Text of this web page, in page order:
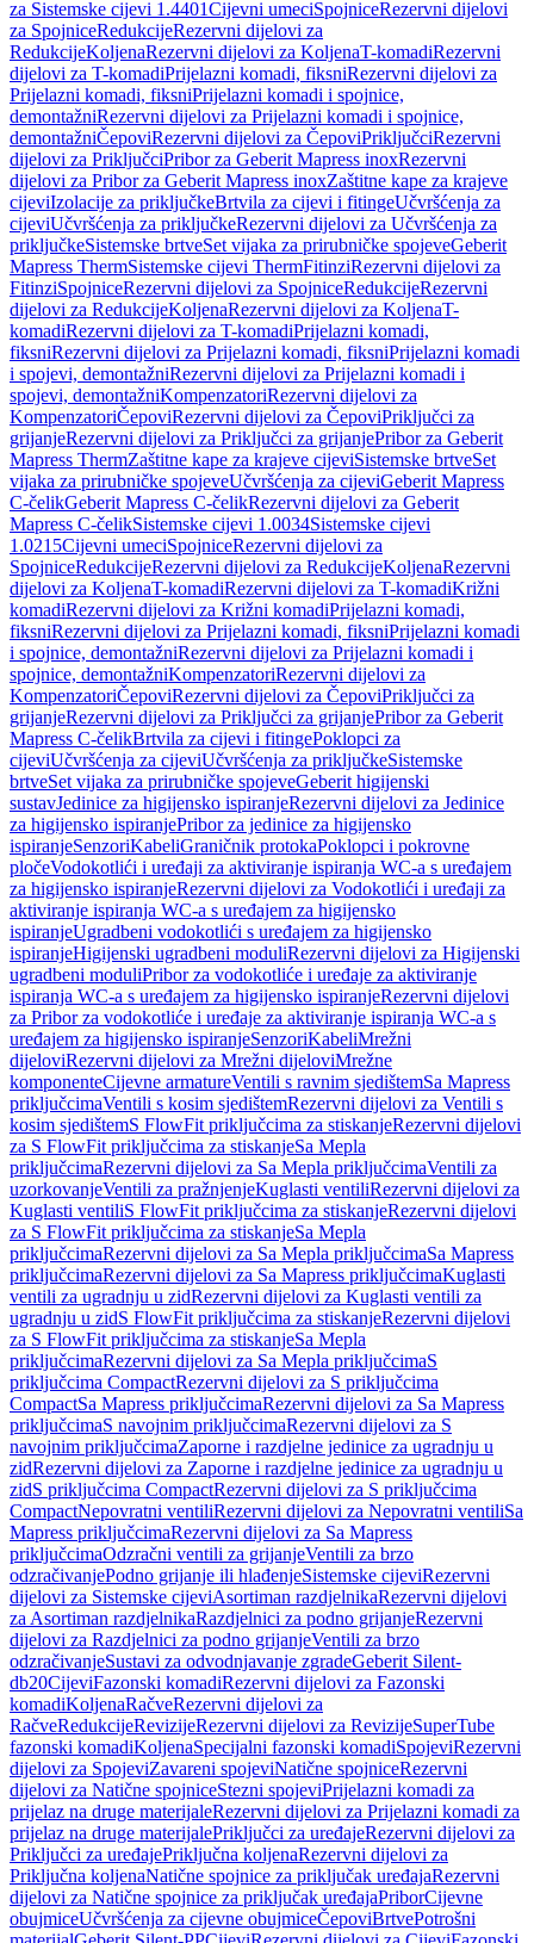
za Sistemske cijevi 1.4401Cijevni umeciSpojniceRezervni dijelovi
za SpojniceRedukcijeRezervni dijelovi za
RedukcijeKoljenaRezervni dijelovi za KoljenaT-komadiRezervni
dijelovi za T-komadiPrijelazni komadi, fiksniRezervni dijelovi za
Prijelazni komadi, fiksniPrijelazni komadi i spojnice,
demontažniRezervni dijelovi za Prijelazni komadi i spojnice,
demontažniČepoviRezervni dijelovi za ČepoviPriključciRezervni
dijelovi za PriključciPribor za Geberit Mapress inoxRezervni
dijelovi za Pribor za Geberit Mapress inoxZaštitne kape za krajeve
cijeviIzolacije za priključkeBrtvila za cijevi i fitingeUčvršćenja za
cijeviUčvršćenja za priključkeRezervni dijelovi za Učvršćenja za
priključkeSistemske brtveSet vijaka za prirubničke spojeveGeberit
Mapress ThermSistemske cijevi ThermFitinziRezervni dijelovi za
FitinziSpojniceRezervni dijelovi za SpojniceRedukcijeRezervni
dijelovi za RedukcijeKoljenaRezervni dijelovi za KoljenaT-
komadiRezervni dijelovi za T-komadiPrijelazni komadi,
fiksniRezervni dijelovi za Prijelazni komadi, fiksniPrijelazni komadi
i spojevi, demontažniRezervni dijelovi za Prijelazni komadi i
spojevi, demontažniKompenzatoriRezervni dijelovi za
KompenzatoriČepoviRezervni dijelovi za ČepoviPriključci za
grijanjeRezervni dijelovi za Priključci za grijanjePribor za Geberit
Mapress ThermZaštitne kape za krajeve cijeviSistemske brtveSet
vijaka za prirubničke spojeveUčvršćenja za cijeviGeberit Mapress
C-čelikGeberit Mapress C-čelikRezervni dijelovi za Geberit
Mapress C-čelikSistemske cijevi 1.0034Sistemske cijevi
1.0215Cijevni umeciSpojniceRezervni dijelovi za
SpojniceRedukcijeRezervni dijelovi za RedukcijeKoljenaRezervni
dijelovi za KoljenaT-komadiRezervni dijelovi za T-komadiKrižni
komadiRezervni dijelovi za Križni komadiPrijelazni komadi,
fiksniRezervni dijelovi za Prijelazni komadi, fiksniPrijelazni komadi
i spojnice, demontažniRezervni dijelovi za Prijelazni komadi i
spojnice, demontažniKompenzatoriRezervni dijelovi za
KompenzatoriČepoviRezervni dijelovi za ČepoviPriključci za
grijanjeRezervni dijelovi za Priključci za grijanjePribor za Geberit
Mapress C-čelikBrtvila za cijevi i fitingePoklopci za
cijeviUčvršćenja za cijeviUčvršćenja za priključkeSistemske
brtveSet vijaka za prirubničke spojeveGeberit higijenski
sustavJedinice za higijensko ispiranjeRezervni dijelovi za Jedinice
za higijensko ispiranjePribor za jedinice za higijensko
ispiranjeSenzoriKabeliGraničnik protokaPoklopci i pokrovne
pločeVodokotlići i uređaji za aktiviranje ispiranja WC-a s uređajem
za higijensko ispiranjeRezervni dijelovi za Vodokotlići i uređaji za
aktiviranje ispiranja WC-a s uređajem za higijensko
ispiranjeUgradbeni vodokotlići s uređajem za higijensko
ispiranjeHigijenski ugradbeni moduliRezervni dijelovi za Higijenski
ugradbeni moduliPribor za vodokotliće i uređaje za aktiviranje
ispiranja WC-a s uređajem za higijensko ispiranjeRezervni dijelovi
za Pribor za vodokotliće i uređaje za aktiviranje ispiranja WC-a s
uređajem za higijensko ispiranjeSenzoriKabeliMrežni
dijeloviRezervni dijelovi za Mrežni dijeloviMrežne
komponenteCijevne armatureVentili s ravnim sjedištemSa Mapress
priključcimaVentili s kosim sjedištemRezervni dijelovi za Ventili s
kosim sjedištemS FlowFit priključcima za stiskanjeRezervni dijelovi
za S FlowFit priključcima za stiskanjeSa Mepla
priključcimaRezervni dijelovi za Sa Mepla priključcimaVentili za
uzorkovanjeVentili za pražnjenjeKuglasti ventiliRezervni dijelovi za
Kuglasti ventiliS FlowFit priključcima za stiskanjeRezervni dijelovi
za S FlowFit priključcima za stiskanjeSa Mepla
priključcimaRezervni dijelovi za Sa Mepla priključcimaSa Mapress
priključcimaRezervni dijelovi za Sa Mapress priključcimaKuglasti
ventili za ugradnju u zidRezervni dijelovi za Kuglasti ventili za
ugradnju u zidS FlowFit priključcima za stiskanjeRezervni dijelovi
za S FlowFit priključcima za stiskanjeSa Mepla
priključcimaRezervni dijelovi za Sa Mepla priključcimaS
priključcima CompactRezervni dijelovi za S priključcima
CompactSa Mapress priključcimaRezervni dijelovi za Sa Mapress
priključcimaS navojnim priključcimaRezervni dijelovi za S
navojnim priključcimaZaporne i razdjelne jedinice za ugradnju u
zidRezervni dijelovi za Zaporne i razdjelne jedinice za ugradnju u
zidS priključcima CompactRezervni dijelovi za S priključcima
CompactNepovratni ventiliRezervni dijelovi za Nepovratni ventiliSa
Mapress priključcimaRezervni dijelovi za Sa Mapress
priključcimaOdzračni ventili za grijanjeVentili za brzo
odzračivanjePodno grijanje ili hlađenjeSistemske cijeviRezervni
dijelovi za Sistemske cijeviAsortiman razdjelnikaRezervni dijelovi
za Asortiman razdjelnikaRazdjelnici za podno grijanjeRezervni
dijelovi za Razdjelnici za podno grijanjeVentili za brzo
odzračivanjeSustavi za odvodnjavanje zgradeGeberit Silent-
db20CijeviFazonski komadiRezervni dijelovi za Fazonski
komadiKoljenaRačveRezervni dijelovi za
RačveRedukcijeRevizijeRezervni dijelovi za RevizijeSuperTube
fazonski komadiKoljenaSpecijalni fazonski komadiSpojeviRezervni
dijelovi za SpojeviZavareni spojeviNatične spojniceRezervni
dijelovi za Natične spojniceStezni spojeviPrijelazni komadi za
prijelaz na druge materijaleRezervni dijelovi za Prijelazni komadi za
prijelaz na druge materijalePriključci za uređajeRezervni dijelovi za
Priključci za uređajePriključna koljenaRezervni dijelovi za
Priključna koljenaNatične spojnice za priključak uređajaRezervni
dijelovi za Natične spojnice za priključak uređajaPriborCijevne
obujmiceUčvršćenja za cijevne obujmiceČepoviBrtvePotrošni